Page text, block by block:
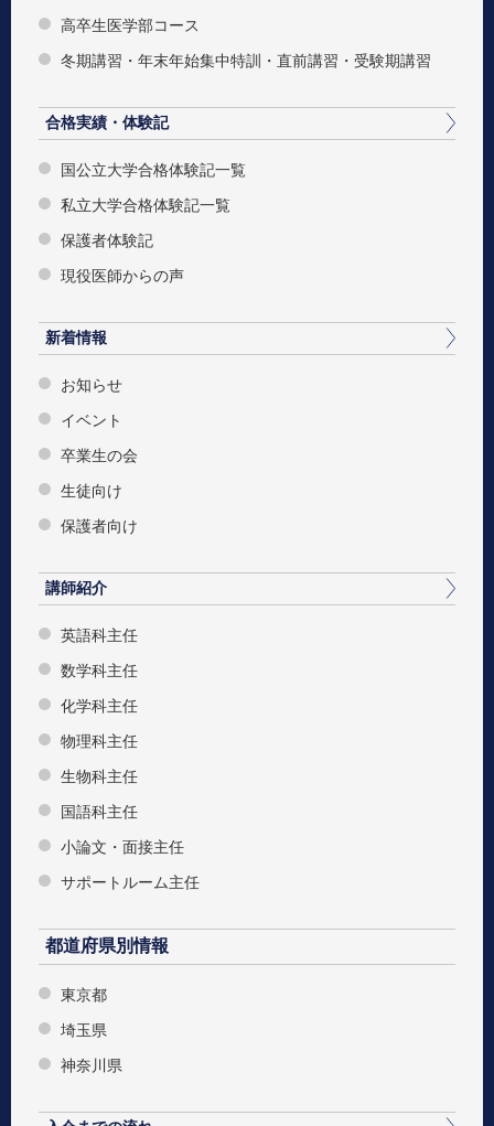
高卒生医学部コース
冬期講習・年末年始集中特訓・直前講習・受験期講習
合格実績・体験記
国公立大学合格体験記一覧
私立大学合格体験記一覧
保護者体験記
現役医師からの声
新着情報
お知らせ
イベント
卒業生の会
生徒向け
保護者向け
講師紹介
英語科主任
数学科主任
化学科主任
物理科主任
生物科主任
国語科主任
小論文・面接主任
サポートルーム主任
都道府県別情報
東京都
埼玉県
神奈川県